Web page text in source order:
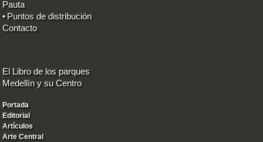
Pauta
• Puntos de distribución
Contacto
El Libro de los parques
Medellín y su Centro
Portada
Editorial
Artículos
Arte Central